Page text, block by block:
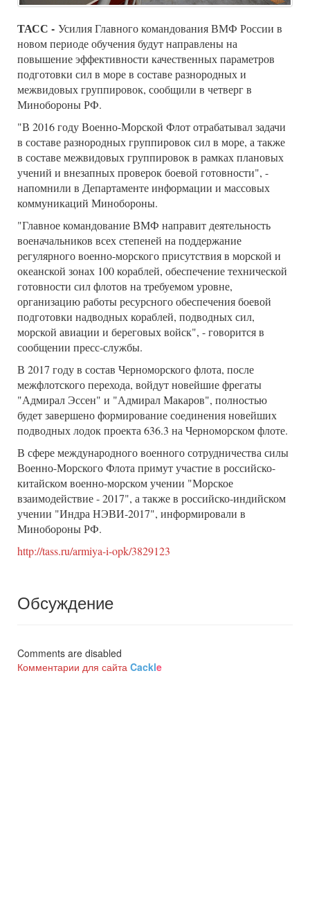
ТАСС - Усилия Главного командования ВМФ России в
новом периоде обучения будут направлены на
повышение эффективности качественных параметров
подготовки сил в море в составе разнородных и
межвидовых группировок, сообщили в четверг в
Минобороны РФ.
"В 2016 году Военно-Морской Флот отрабатывал задачи
в составе разнородных группировок сил в море, а также
в составе межвидовых группировок в рамках плановых
учений и внезапных проверок боевой готовности", -
напомнили в Департаменте информации и массовых
коммуникаций Минобороны.
"Главное командование ВМФ направит деятельность
военачальников всех степеней на поддержание
регулярного военно-морского присутствия в морской и
океанской зонах 100 кораблей, обеспечение технической
готовности сил флотов на требуемом уровне,
организацию работы ресурсного обеспечения боевой
подготовки надводных кораблей, подводных сил,
морской авиации и береговых войск", - говорится в
сообщении пресс-службы.
В 2017 году в состав Черноморского флота, после
межфлотского перехода, войдут новейшие фрегаты
"Адмирал Эссен" и "Адмирал Макаров", полностью
будет завершено формирование соединения новейших
подводных лодок проекта 636.3 на Черноморском флоте.
В сфере международного военного сотрудничества силы
Военно-Морского Флота примут участие в российско-
китайском военно-морском учении "Морское
взаимодействие - 2017", а также в российско-индийском
учении "Индра НЭВИ-2017", информировали в
Минобороны РФ.
http://tass.ru/armiya-i-opk/3829123
Обсуждение
Comments are disabled
Комментарии для сайта Cackle